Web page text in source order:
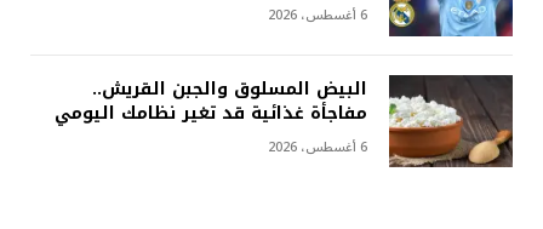
6 أغسطس، 2026
البيض المسلوق والجبن القريش..
مفاجأة غذائية قد تغير نظامك اليومي
6 أغسطس، 2026